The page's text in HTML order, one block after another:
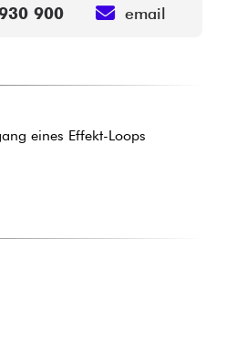
900 email
eines Effekt-Loops